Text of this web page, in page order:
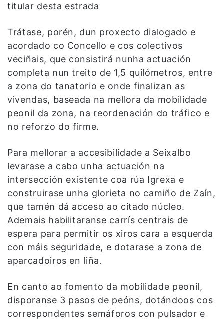
titular desta estrada
Trátase, porén, dun proxecto dialogado e
acordado co Concello e cos colectivos
veciñais, que consistirá nunha actuación
completa nun treito de 1,5 quilómetros, entre
a zona do tanatorio e onde finalizan as
vivendas, baseada na mellora da mobilidade
peonil da zona, na reordenación do tráfico e
no reforzo do firme.
Para mellorar a accesibilidade a Seixalbo
levarase a cabo unha actuación na
intersección existente coa rúa Igrexa e
construirase unha glorieta no camiño de Zaín,
que tamén dá acceso ao citado núcleo.
Ademais habilitaranse carrís centrais de
espera para permitir os xiros cara a esquerda
con máis seguridade, e dotarase a zona de
aparcadoiros en liña.
En canto ao fomento da mobilidade peonil,
disporanse 3 pasos de peóns, dotándoos cos
correspondentes semáforos con pulsador e